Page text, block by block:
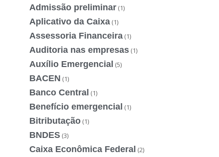
Admissão preliminar (1)
Aplicativo da Caixa (1)
Assessoria Financeira (1)
Auditoria nas empresas (1)
Auxílio Emergencial (5)
BACEN (1)
Banco Central (1)
Benefício emergencial (1)
Bitributação (1)
BNDES (3)
Caixa Econômica Federal (2)